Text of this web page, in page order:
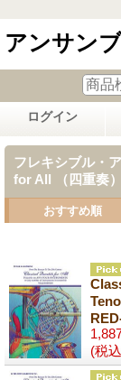
アンサン
ログイン
フレキシブル・
for All （四重奏）
おすすめ順
(税込